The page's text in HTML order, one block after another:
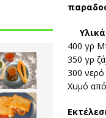
Υλικά
400 γρ
350 γρ
300 νερό
Χυμό